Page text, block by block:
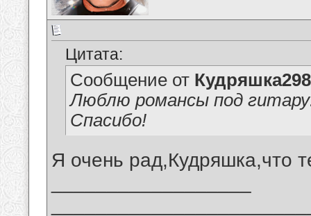
Цитата:
Сообщение от Кудряшка298
Люблю романсы под
Спасибо!
Я очень рад,Кудряшка,что